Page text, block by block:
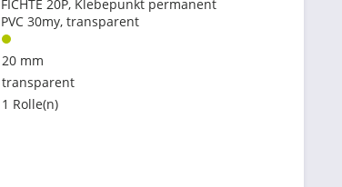
FICHTE 20P, Klebepunkt permanent
PVC 30my, transparent
20 mm
transparent
1 Rolle(n)